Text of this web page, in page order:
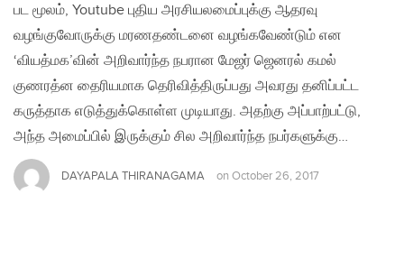
பட மூலம், Youtube புதிய அரசியலமைப்புக்கு ஆதரவு
வழங்குவோருக்கு மரணதண்டனை வழங்கவேண்டும் என
‘வியத்மக’வின் அறிவார்ந்த நபரான மேஜர் ஜெனரல் கமல்
குணரத்ன தைரியமாக தெரிவித்திருப்பது அவரது தனிப்பட்ட
கருத்தாக எடுத்துக்கொள்ள முடியாது. அதற்கு அப்பாற்பட்டு,
அந்த அமைப்பில் இருக்கும் சில அறிவார்ந்த நபர்களுக்கு…
DAYAPALA THIRANAGAMA on October 26, 2017